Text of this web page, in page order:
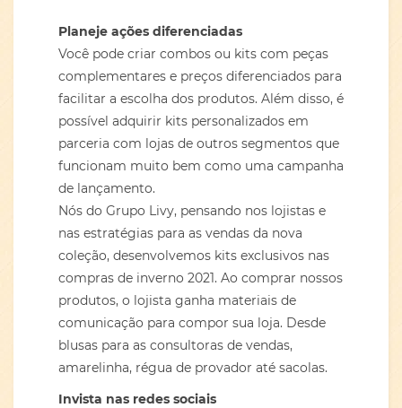
Planeje ações diferenciadas
Você pode criar combos ou kits com peças
complementares e preços diferenciados para
facilitar a escolha dos produtos. Além disso, é
possível adquirir kits personalizados em
parceria com lojas de outros segmentos que
funcionam muito bem como uma campanha
de lançamento.
Nós do Grupo Livy, pensando nos lojistas e
nas estratégias para as vendas da nova
coleção, desenvolvemos kits exclusivos nas
compras de inverno 2021. Ao comprar nossos
produtos, o lojista ganha materiais de
comunicação para compor sua loja. Desde
blusas para as consultoras de vendas,
amarelinha, régua de provador até sacolas.
Invista nas redes sociais